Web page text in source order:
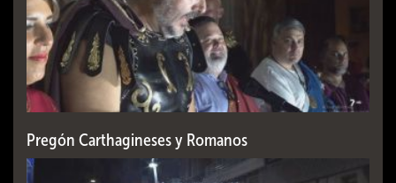
Pregón Carthagineses y Romanos